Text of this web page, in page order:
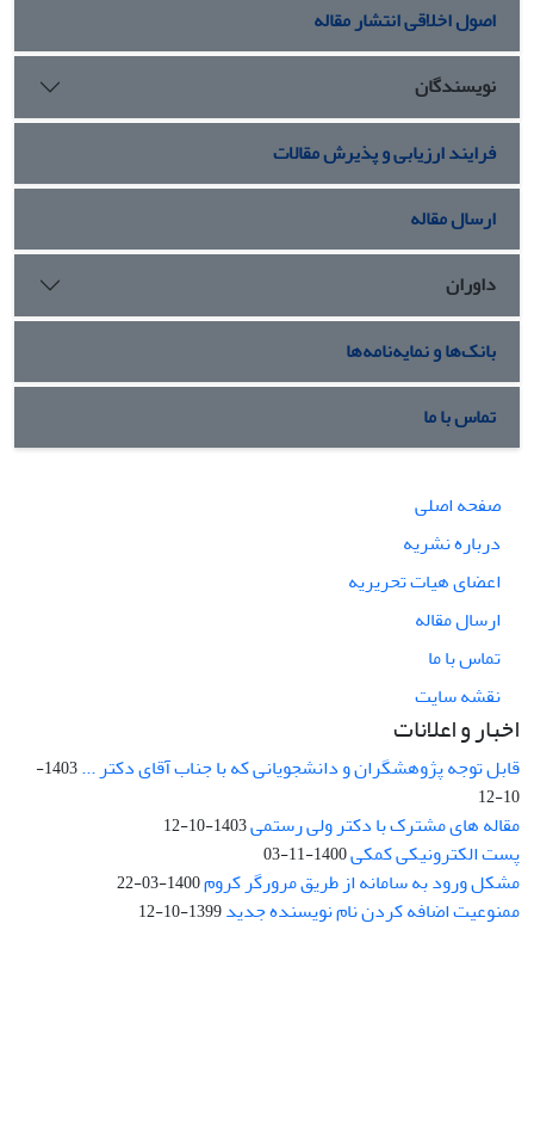
اصول اخلاقی انتشار مقاله
نویسندگان
فرایند ارزیابی و پذیرش مقالات
ارسال مقاله
داوران
بانک‌ها و نمایه‌نامه‌ها
تماس با ما
صفحه اصلی
درباره نشریه
اعضای هیات تحریریه
ارسال مقاله
تماس با ما
نقشه سایت
اخبار و اعلانات
قابل توجه پژوهشگران و دانشجویانی که با جناب آقای دکتر ...
1403-
10-12
مقاله های مشترک با دکتر ولی رستمی1403-10-12
پست الکترونیکی کمکی1400-11-03
مشکل ورود به سامانه از طریق مرورگر کروم1400-03-22
ممنوعیت اضافه کردن نام نویسنده جدید1399-10-12